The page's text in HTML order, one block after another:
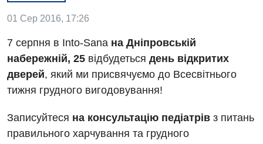
Інтернатура
Енциклопедія
Програма лояльності
Ангіографічні дослідження
Діагностичне відділення
Ендоскопічне відділення
Інструментальна діагностика
Магнітно-резонансна томографія
Відділення кардіосудинної патології та неврології
Відділення невідкладних станів
Відділення інтенсивної терапії
Гінекологічне відділення
01 Сер 2016, 17:26
7 серпня в Into-Sana на Дніпровській
набережній, 25 відбудеться день відкритих
дверей, який ми присвячуємо до Всесвітнього
тижня грудного вигодовування!
Записуйтеся на консультацію педіатрів з питань
правильного харчування та грудного